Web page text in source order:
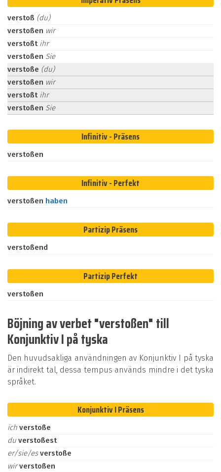
verstoß (du)
verstoßen wir
verstoßt ihr
verstoßen Sie
verstoße (du)
verstoßen wir
verstoßt ihr
verstoßen Sie
Infinitiv - Präsens
verstoßen
Infinitiv - Perfekt
verstoßen haben
Partizip Präsens
verstoßend
Partizip Perfekt
verstoßen
Böjning av verbet "verstoßen" till
Konjunktiv I på tyska
Den huvudsakliga användningen av Konjunktiv I på tyska
är indirekt tal, dessa tempus används mindre i det tyska
språket.
Konjunktiv I Präsens
ich verstoße
du verstoßest
er/sie/esverstoße
wirverstoßen